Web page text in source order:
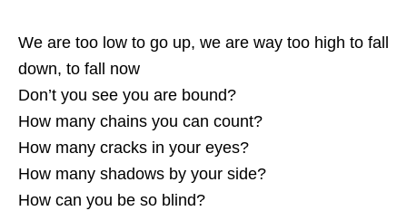
We are too low to go up, we are way too high to fall
down, to fall now
Don’t you see you are bound?
How many chains you can count?
How many cracks in your eyes?
How many shadows by your side?
How can you be so blind?